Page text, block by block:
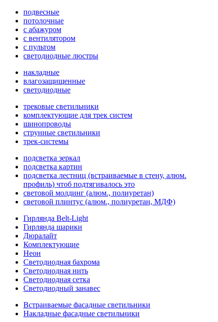
подвесные
потолочные
с абажуром
с вентилятором
с пультом
светодиодные люстры
накладные
влагозащищенные
светодиодные
трековые светильники
комплектующие для трек систем
шинопроводы
струнные светильники
трек-системы
подсветка зеркал
подсветка картин
подсветка лестниц (встраиваемые в стену, алюм.
профиль) чтоб подтягивалось это
световой молдинг (алюм., полиуретан)
световой плинтус (алюм., полиуретан, МДФ)
Гирлянда Belt-Light
Гирлянда шарики
Дюралайт
Комплектующие
Неон
Светодиодная бахрома
Светодиодная нить
Светодиодная сетка
Светодиодный занавес
Встраиваемые фасадные светильники
Накладные фасадные светильники